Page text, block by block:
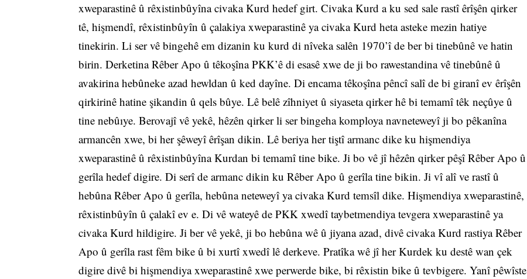
xweparastinê û rêxistinbûyîna civaka Kurd hedef girt. Civaka Kurd a ku sed sale rastî êrîşên qirker
tê, hişmendî, rêxistinbûyîn û çalakiya xweparastinê ya civaka Kurd heta asteke mezin hatiye
tinekirin. Li ser vê bingehê em dizanin ku kurd di nîveka salên 1970’î de ber bi tinebûnê ve hatin
birin. Derketina Rêber Apo û têkoşîna PKK’ê di esasê xwe de ji bo rawestandina vê tinebûnê û
avakirina hebûneke azad hewldan û ked dayîne. Di encama têkoşîna pêncî salî de bi giranî ev êrîşên
qirkirinê hatine şikandin û qels bûye. Lê belê zîhniyet û siyaseta qirker hê bi temamî têk neçûye û
tine nebûıye. Berovajî vê yekê, hêzên qirker li ser bingeha komploya navneteweyî ji bo pêkanîna
armancên xwe, bi her şêweyî êrîşan dikin. Lê beriya her tiştî armanc dike ku hişmendiya
xweparastinê û rêxistinbûyîna Kurdan bi temamî tine bike. Ji bo vê jî hêzên qirker pêşî Rêber Apo û
gerîla hedef digire. Di serî de armanc dikin ku Rêber Apo û gerîla tine bikin. Ji vî alî ve rastî û
hebûna Rêber Apo û gerîla, hebûna neteweyî ya civaka Kurd temsîl dike. Hişmendiya xweparastinê,
rêxistinbûyîn û çalakî ev e. Di vê wateyê de PKK xwedî taybetmendiya tevgera xweparastinê ya
civaka Kurd hildigire. Ji ber vê yekê, ji bo hebûna wê û jiyana azad, divê civaka Kurd rastiya Rêber
Apo û gerîla rast fêm bike û bi xurtî xwedî lê derkeve. Pratîka wê jî her Kurdek ku destê wan çek
digire divê bi hişmendiya xweparastinê xwe perwerde bike, bi rêxistin bike û tevbigere. Yanî pêwîste